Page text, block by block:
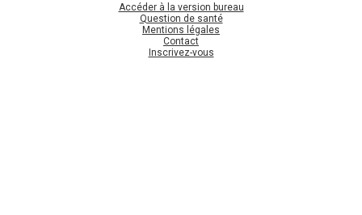
Accéder à la version bureau
Question de santé
Mentions légales
Contact
Inscrivez-vous